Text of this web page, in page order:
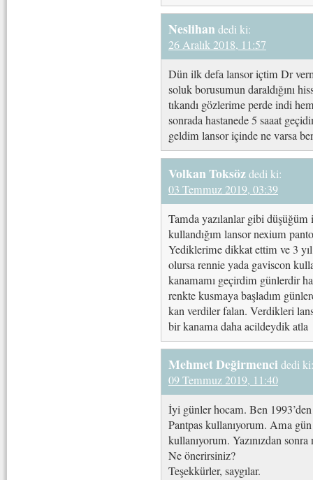
Neslihandedi ki:
26 Aralık 2018, 11:57
Dün ilk defa lansor içtim Dr
soluk borusumun daraldığını
tıkandı gözlerime perde indi
sonrada hastanede 5 saaat
geldim lansor içinde ne varsa
Volkan Toksözdedi ki:
03 Temmuz 2019, 03:39
Tamda yazılanlar gibi
kullandığım lansor nexium
Yediklerime dikkat ettim ve 3
olursa rennie yada gaviscon
kanamamı geçirdim günlerdir
renkte kusmaya başladım
kan verdiler falan. Verdikleri
bir kanama daha acildeydik atla
Mehmet Değirmenci dedi ki:
09 Temmuz 2019, 11:40
İyi günler hocam. Ben
Pantpas kullanıyorum. Ama
kullanıyorum. Yazınızdan
Ne önerirsiniz?
Teşekkürler, saygılar.